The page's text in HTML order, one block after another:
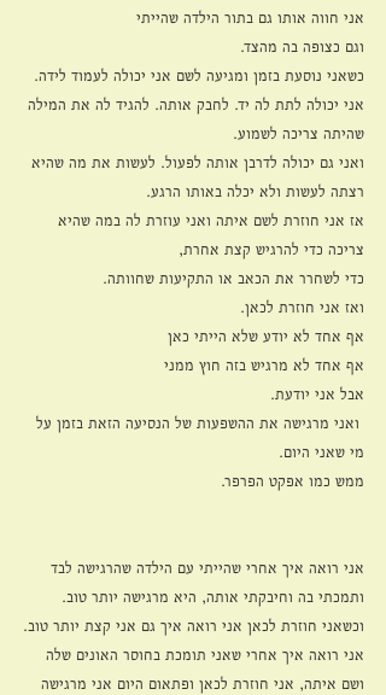
אני חווה אותו גם בתור הילדה שהייתי
וגם כצופה בה מהצד.
כשאני נוסעת בזמן ומגיעה לשם אני יכולה לעמוד לידה.
אני יכולה לתת לה יד. לחבק אותה. להגיד לה את המילה
שהיתה צריכה לשמוע.
ואני גם יכולה לדרבן אותה לפעול. לעשות את מה שהיא
רצתה לעשות ולא יכלה באותו הרגע.
אז אני חוזרת לשם איתה ואני עוזרת לה במה שהיא
צריכה כדי להרגיש קצת אחרת,
כדי לשחרר את הכאב או התקיעות שחוותה.
ואז אני חוזרת לכאן.
אף אחד לא יודע שלא הייתי כאן
אף אחד לא מרגיש בזה חוץ ממני
אבל אני יודעת.
ואני מרגישה את ההשפעות של הנסיעה הזאת בזמן על
מי שאני היום.
ממש כמו אפקט הפרפר.
אני רואה איך אחרי שהייתי עם הילדה שהרגישה לבד
ותמכתי בה וחיבקתי אותה, היא מרגישה יותר טוב.
וכשאני חוזרת לכאן אני רואה איך גם אני קצת יותר טוב.
אני רואה איך אחרי שאני תומכת בחוסר האונים שלה
ושם איתה, אני חוזרת לכאן ופתאום היום אני מרגישה